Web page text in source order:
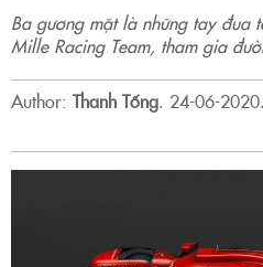
Ba gương mặt là những tay đua
Mille Racing Team, tham gia
Author: Thanh Tống. 24-06-2020.